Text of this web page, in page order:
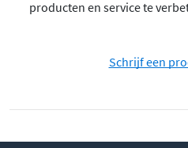
producten en service te
Schrijf een